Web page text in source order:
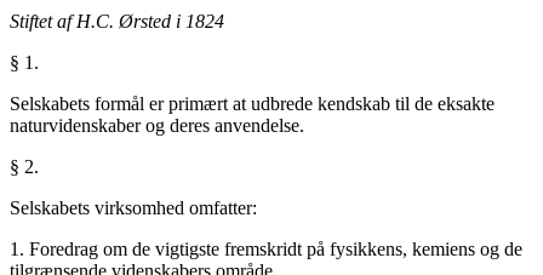
Stiftet af H.C. Ørsted i 1824
§ 1.
Selskabets formål er primært at udbrede kendskab til de eksakte
naturvidenskaber og deres anvendelse.
§ 2.
Selskabets virksomhed omfatter:
1. Foredrag om de vigtigste fremskridt på fysikkens, kemiens og de
tilgrænsende videnskabers område.